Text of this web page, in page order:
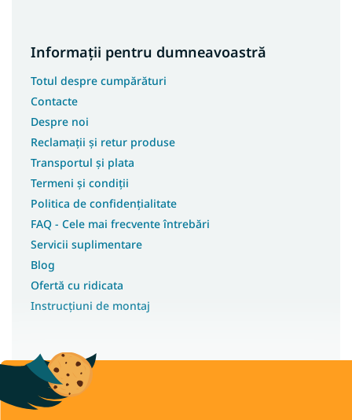
Informații pentru dumneavoastră
Totul despre cumpărături
Contacte
Despre noi
Reclamații și retur produse
Transportul și plata
Termeni și condiții
Politica de confidențialitate
FAQ - Cele mai frecvente întrebări
Servicii suplimentare
Blog
Ofertă cu ridicata
Instrucțiuni de montaj
Drepturi de autor 2026